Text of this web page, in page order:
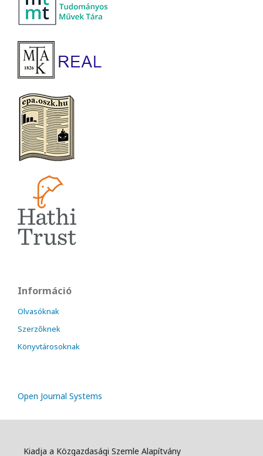
Információ
Olvasóknak
Szerzőknek
Könyvtárosoknak
Open Journal Systems
Kiadja a Közgazdasági Szemle Alapítvány